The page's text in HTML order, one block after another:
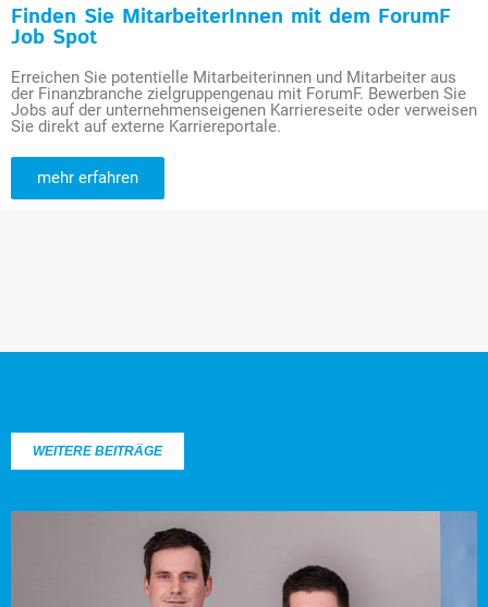
Finden Sie MitarbeiterInnen mit dem ForumF
Job Spot
Erreichen Sie potentielle Mitarbeiterinnen und Mitarbeiter aus
der Finanzbranche zielgruppengenau mit ForumF. Bewerben Sie
Jobs auf der unternehmenseigenen Karriereseite oder verweisen
Sie direkt auf externe Karriereportale.
mehr erfahren
WEITERE BEITRÄGE